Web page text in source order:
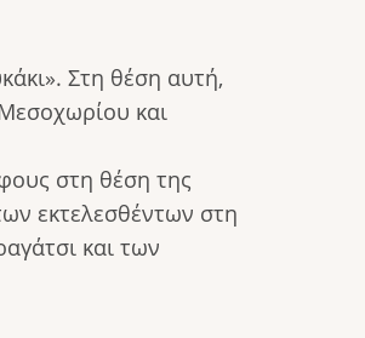
Στη θέση αυτή,
και
στη θέση της
εκτελεσθέντων στη
και των